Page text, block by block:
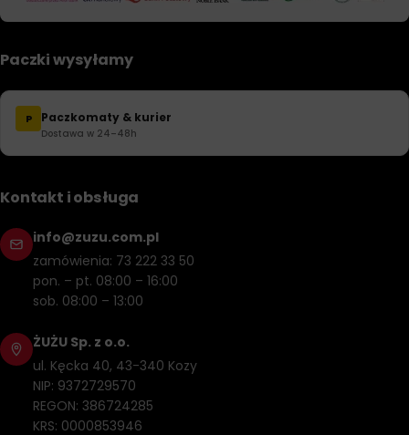
Skup się szczególnie na miejscach, gdzie brud i osady
Spłucz wodą
spłucz je wodą z użyciem węża ogrodowego lub
miękkiej szmatki lub ręcznika.
zastosować specjalny środek do ochrony felg, który
utrzyma je w dobrym stanie i uchroni przed osadami i
brudem.
Paczki wysyłamy
P Paczkomaty & kurier
Dostawa w 24–48h
Kontakt i obsługa
info@zuzu.com.pl
zamówienia: 73 222 33 50
pon. – pt. 08:00 – 16:00
sob. 08:00 – 13:00
ŻUŻU Sp. z o.o.
ul. Kęcka 40, 43-340 Kozy
NIP: 9372729570
REGON: 386724285
KRS: 0000853946